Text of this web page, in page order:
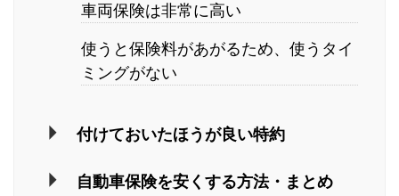
車両保険は非常に高い
使うと保険料があがるため、使うタイ
ミングがない
付けておいたほうが良い特約
自動車保険を安くする方法・まとめ